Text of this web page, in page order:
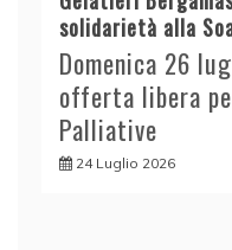
solidarietà alla
Domenica 26
offerta libera
Palliative
24 Luglio 2026